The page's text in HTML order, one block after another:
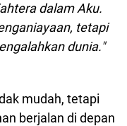
dalam Aku.
tetapi
dunia."
mudah, tetapi
berjalan di depan